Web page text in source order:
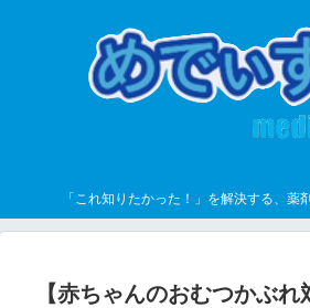
「これ知りたかった！」を解決する、薬
【赤ちゃんのおむつかぶ